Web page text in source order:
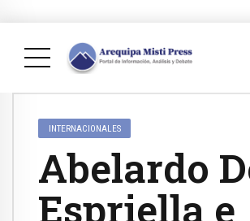
INTERNACIONALES
Abelardo
Espriella e